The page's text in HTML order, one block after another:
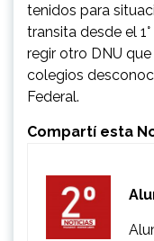
tenidos para
transita desde el
regir otro DNU
colegios
Federal.
Compartí esta